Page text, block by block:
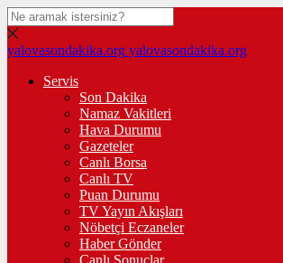
yalovasondakika.org yalovasondakika.org
Servis
Son Dakika
Namaz Vakitleri
Hava Durumu
Gazeteler
Canlı Borsa
Canlı TV
Puan Durumu
TV Yayın Akışları
Nöbetçi Eczaneler
Haber Gönder
Canlı Sonuçlar